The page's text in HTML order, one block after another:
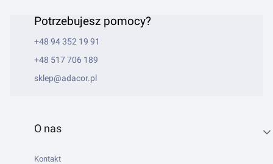
Potrzebujesz pomocy?
+48 94 352 19 91
+48 517 706 189
sklep@adacor.pl
Linki w stopce
O nas
Kontakt